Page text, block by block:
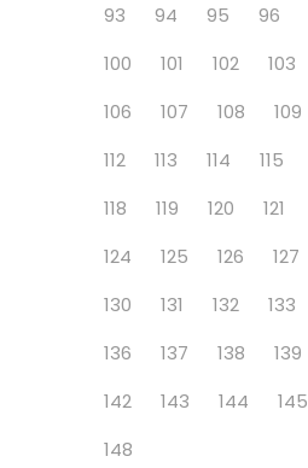
93
94 95 96
100
101 102 103
106
107 108 109
112
113 114 115
118
119 120 121
124
125 126 127
130
131 132 133
136
137 138 139
142
143 144 145
148